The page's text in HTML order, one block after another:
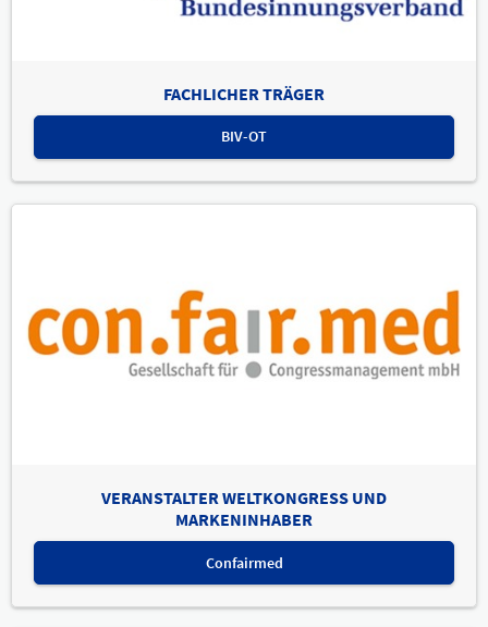
FACHLICHER TRÄGER
BIV-OT
VERANSTALTER WELTKONGRESS UND
MARKENINHABER
Confairmed